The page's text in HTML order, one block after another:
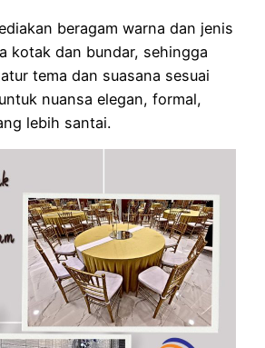
beragam warna dan jenis
kotak dan bundar, sehingga
tema dan suasana sesuai
nuansa elegan, formal,
lebih santai.